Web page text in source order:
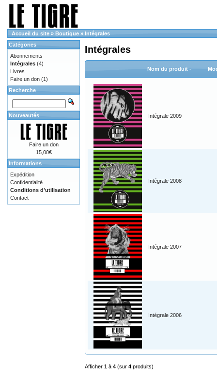
Accueil du site » Boutique » Intégrales
Intégrales
Nom du produit -
Intégrale 2009
Intégrale 2008
Intégrale 2007
Intégrale 2006
Afficher 1 à 4 (sur 4 produits)
Catégories
Abonnements
Intégrales (4)
Livres
Faire un don (1)
Recherche
Nouveautés
Faire un don
15,00€
Informations
Expédition
Confidentialité
Conditions d'utilisation
Contact